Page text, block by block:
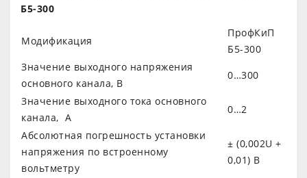
Б5-300
Модификация
ПрофКиП
Б5-300
Значение выходного напряжения
основного канала, В
0…300
Значение выходного тока основного
канала, А
0…2
Абсолютная погрешность установки
напряжения по встроенному
вольтметру
± (0,002U +
0,01) В